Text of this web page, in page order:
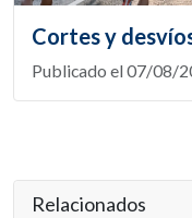
Cortes y
Publicado el 07/08/
Relacionados